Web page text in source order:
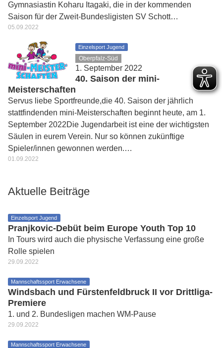
Gymnasiastin Koharu Itagaki, die in der kommenden
Saison für der Zweit-Bundesligisten SV Schott…
05.09.2022
Einzelsport Jugend
Oberpfalz-Süd
1. September 2022
40. Saison der mini-
Meisterschaften
Servus liebe Sportfreunde,die 40. Saison der jährlich
stattfindenden mini-Meisterschaften beginnt heute, am 1.
September 2022Die Jugendarbeit ist eine der wichtigsten
Säulen in eurem Verein. Nur so können zukünftige
Spieler/innen gewonnen werden.…
01.09.2022
Aktuelle Beiträge
Einzelsport Jugend
Pranjkovic-Debüt beim Europe Youth Top 10
In Tours wird auch die physische Verfassung eine große
Rolle spielen
29.09.2022
Mannschaftssport Erwachsene
Windsbach und Fürstenfeldbruck II vor Drittliga-
Premiere
1. und 2. Bundesligen machen WM-Pause
29.09.2022
Mannschaftssport Erwachsene